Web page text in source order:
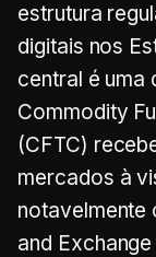
estrutura
digitais nos
central é uma
Commodity
(CFTC)
mercados à
notavelmente
and